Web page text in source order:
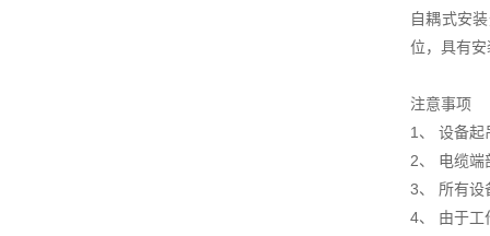
自耦式安
位，具有
注意事项
1、 设备起
2、 电缆端
3、 所有设
4、 由于工